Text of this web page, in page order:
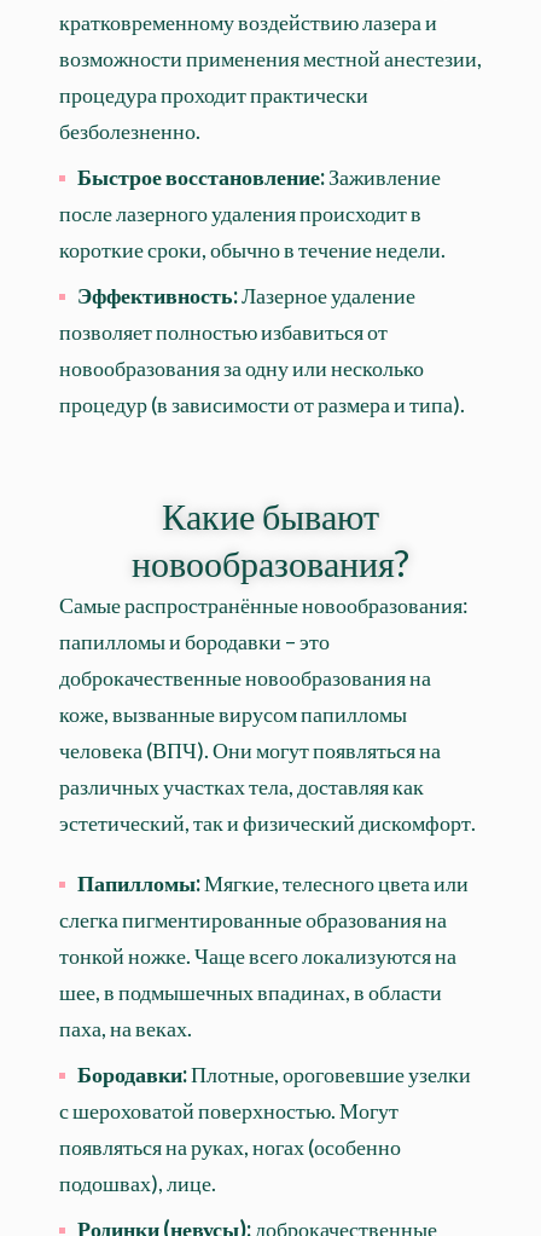
кратковременному воздействию лазера и
возможности применения местной анестезии,
процедура проходит практически
безболезненно.
Быстрое восстановление:Заживление
после лазерного удаления происходит в
короткие сроки, обычно в течение недели.
Эффективность:Лазерное удаление
позволяет полностью избавиться от
новообразования за одну или несколько
процедур (в зависимости от размера и типа).
Какие бывают
новообразования?
Самые распространённые новообразования:
папилломы и бородавки – это
доброкачественные новообразования на
коже, вызванные вирусом папилломы
человека (ВПЧ). Они могут появляться на
различных участках тела, доставляя как
эстетический, так и физический дискомфорт.
Папилломы:Мягкие, телесного цвета или
слегка пигментированные образования на
тонкой ножке. Чаще всего локализуются на
шее, в подмышечных впадинах, в области
паха, на веках.
Бородавки:Плотные, ороговевшие узелки
с шероховатой поверхностью. Могут
появляться на руках, ногах (особенно
подошвах), лице.
Родинки (невусы):доброкачественные